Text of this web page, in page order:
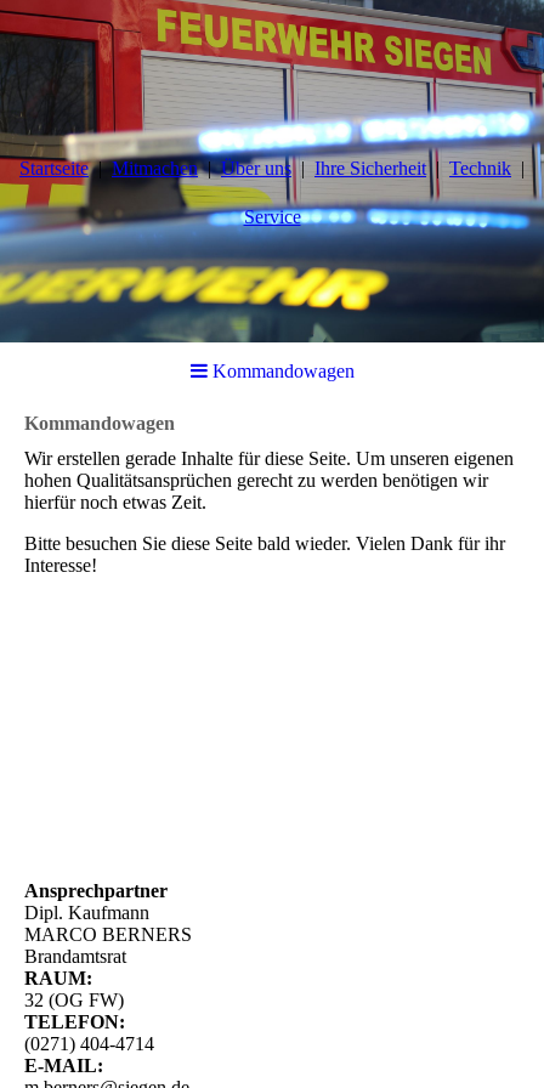
Startseite Mitmachen Über uns Ihre Sicherheit Technik
Service
Kommandowagen
Kommandowagen
Wir erstellen gerade Inhalte für diese Seite. Um unseren eigenen
hohen Qualitätsansprüchen gerecht zu werden benötigen wir
hierfür noch etwas Zeit.
Bitte besuchen Sie diese Seite bald wieder. Vielen Dank für ihr
Interesse!
Ansprechpartner
Dipl. Kaufmann
MARCO BERNERS
Brandamtsrat
RAUM:
32 (OG FW)
TELEFON:
(0271) 404-4714
E-MAIL: